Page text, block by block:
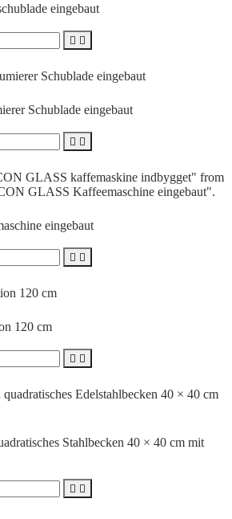
eingebaut
 
Schublade eingebaut
 
eingebaut
 
120 cm
 
Stahlbecken 40 × 40 cm mit
 